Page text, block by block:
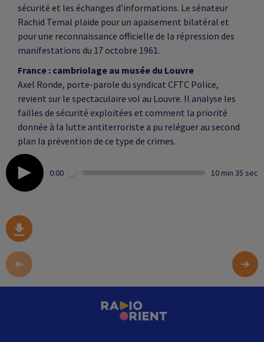
sécurité et les échanges d’informations. Le sénateur
Rachid Temal plaide pour un apaisement bilatéral et
pour une reconnaissance officielle de la répression des
manifestations du 17 octobre 1961.
France : cambriolage au musée du Louvre
Axel Ronde, porte-parole du syndicat CFTC Police,
revient sur le spectaculaire vol au Louvre. Il analyse les
failles de sécurité exploitées et comment la priorité
donnée à la lutte antiterroriste a pu reléguer au second
plan la prévention de ce type de crimes.
0:00 10 min 35 sec